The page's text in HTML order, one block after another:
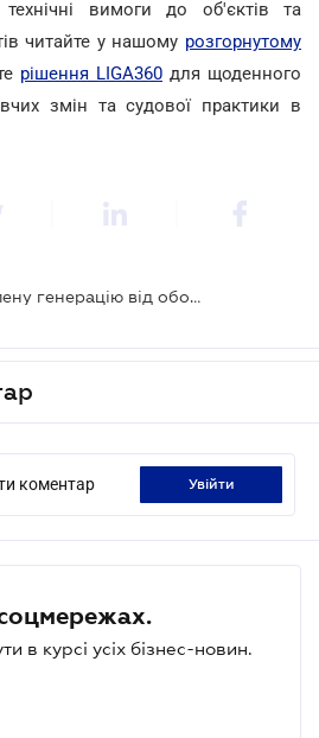
вимоги до об'єктів та
читайте у нашому розгорнутому
рішення LIGA360 для щоденного
змін та судової практики в
Уряд звільнив розподілену генерацію від обов’язкових аукціонів
коментар увійти
в курсі усіх бізнес-новин.